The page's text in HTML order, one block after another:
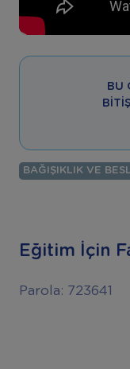
BU
BAĞIŞIKLIK VE
Eğitim İçin
Parola: 723641